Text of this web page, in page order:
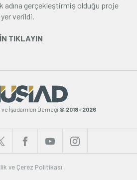
adına gerçekleştirmiş olduğu proje
verildi.
TIKLAYIN
İşadamları Derneği © 2018- 2026
ve Çerez Politikası